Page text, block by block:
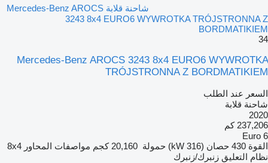
شاحنة قلابة Mercedes-Benz AROCS
3243 8x4 EURO6 WYWROTKA TRÓJSTRONNA Z
BORDMATIKIEM
34
Mercedes-Benz AROCS 3243 8x4 EURO6 WYWROTKA
TRÓJSTRONNA Z BORDMATIKIEM
السعر عند الطلب
شاحنة قلابة
2020
237,206 كم
Euro 6
القوة 430 حصان (316 kW) حمولة 20,160 كجم مواصفات المحاور 8x4
نظام التعليق زنبرك/زنبرك